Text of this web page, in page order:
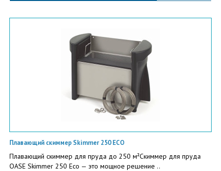
Плавающий скиммер Skimmer 250 ECO
Плавающий скиммер для пруда до 250 м²Скиммер для пруда
OASE Skimmer 250 Eco — это мощное решение ..